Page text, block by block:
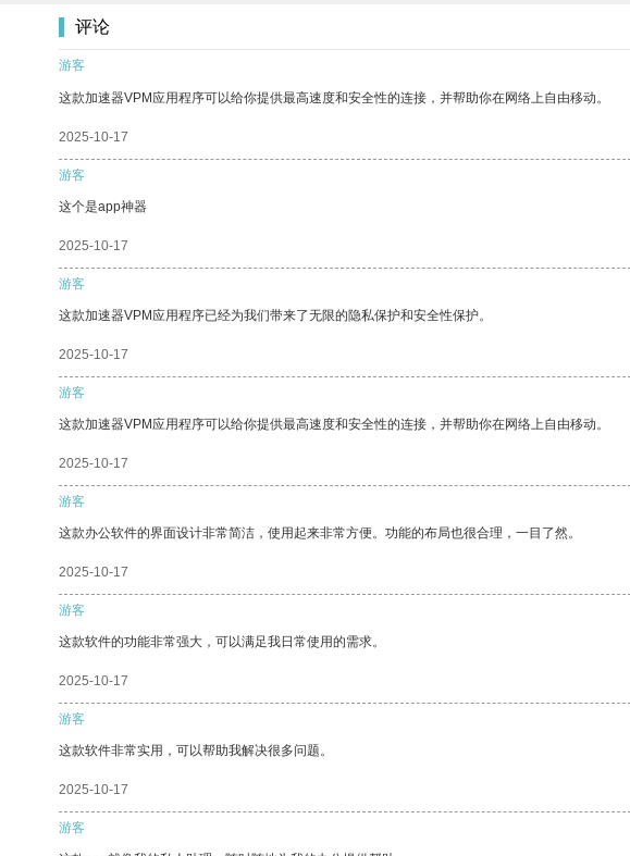
评论
游客
这款加速器VPM应用程序可以给你提供最高速度和安全性的连接，并帮助你在网络上自由移动。
2025-10-17
游客
这个是app神器
2025-10-17
游客
这款加速器VPM应用程序已经为我们带来了无限的隐私保护和安全性保护。
2025-10-17
游客
这款加速器VPM应用程序可以给你提供最高速度和安全性的连接，并帮助你在网络上自由移动。
2025-10-17
游客
这款办公软件的界面设计非常简洁，使用起来非常方便。功能的布局也很合理，一目了然。
2025-10-17
游客
这款软件的功能非常强大，可以满足我日常使用的需求。
2025-10-17
游客
这款软件非常实用，可以帮助我解决很多问题。
2025-10-17
游客